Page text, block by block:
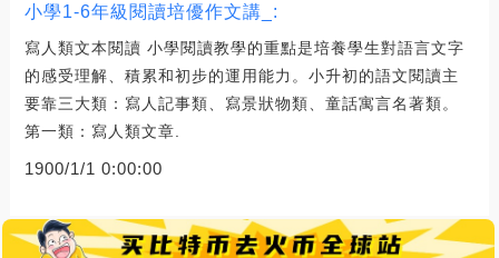
小學1-6年級閱讀培優作文講_:
寫人類文本閱讀 小學閱讀教學的重點是培養學生對語言文字
的感受理解、積累和初步的運用能力。小升初的語文閱讀主
要靠三大類：寫人記事類、寫景狀物類、童話寓言名著類。
第一類：寫人類文章.
1900/1/1 0:00:00